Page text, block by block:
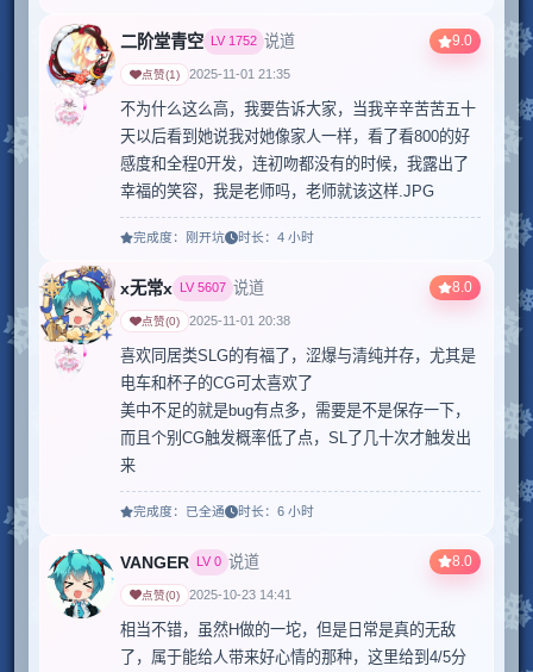
9.0
二阶堂青空 LV 1752 说道
点赞(1) 2025-11-01 21:35
不为什么这么高，我要告诉大家，当我辛辛苦苦五十
天以后看到她说我对她像家人一样，看了看800的好
感度和全程0开发，连初吻都没有的时候，我露出了
幸福的笑容，我是老师吗，老师就该这样.JPG
完成度： 刚开坑 时长： 4 小时
8.0
x无常x LV5607 说道
点赞(0) 2025-11-01 20:38
喜欢同居类SLG的有福了，涩爆与清纯并存，尤其是
电车和杯子的CG可太喜欢了
美中不足的就是bug有点多，需要是不是保存一下，
而且个别CG触发概率低了点，SL了几十次才触发出
来
完成度： 已全通 时长： 6 小时
8.0
VANGER LV0 说道
点赞(0) 2025-10-23 14:41
相当不错，虽然H做的一坨，但是日常是真的无敌
了，属于能给人带来好心情的那种，这里给到4/5分